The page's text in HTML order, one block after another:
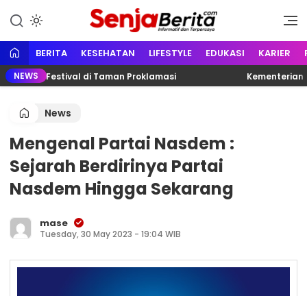
konten
Senja Berita
Portal media berita online yang
informatif, edukatif dan
terpercaya
BERITA KESEHATAN LIFESTYLE EDUKASI KARIER
NEWS
Karno Festival di Taman Proklamasi Kementerian
News
Mengenal Partai Nasdem :
Sejarah Berdirinya Partai
Nasdem Hingga Sekarang
mase
Tuesday, 30 May 2023 - 19:04 WIB